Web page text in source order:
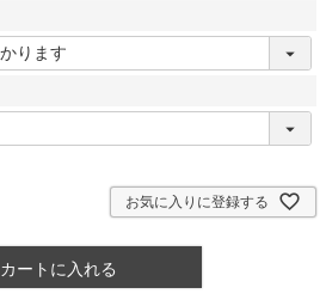
お気に入りに登録する
カートに入れる